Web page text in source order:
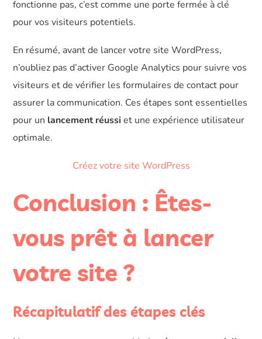
fonctionne pas, c’est comme une porte fermée à clé
pour vos visiteurs potentiels.
En résumé, avant de lancer votre site WordPress,
n’oubliez pas d’activer Google Analytics pour suivre vos
visiteurs et de vérifier les formulaires de contact pour
assurer la communication. Ces étapes sont essentielles
pour un lancement réussiet une expérience utilisateur
optimale.
Créez votre site WordPress
Conclusion : Êtes-
vous prêt à lancer
votre site ?
Récapitulatif des étapes clés